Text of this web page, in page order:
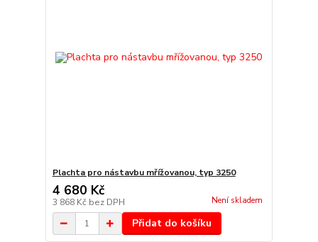
Plachta pro nástavbu mřížovanou, typ 3250
4 680 Kč
3 868 Kč bez DPH Není skladem
Přidat do košíku